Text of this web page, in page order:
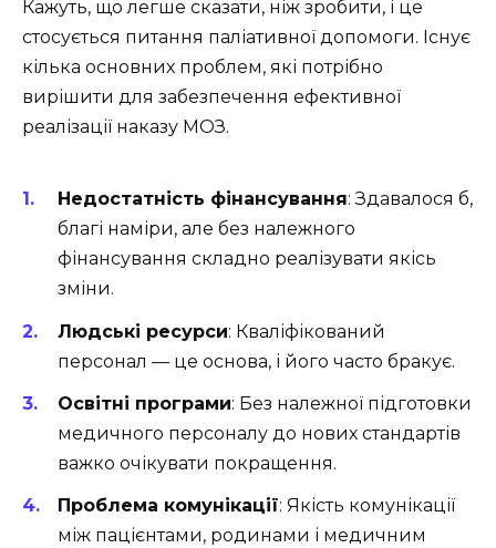
Кажуть, що легше сказати, ніж зробити, і це
стосується питання паліативної допомоги. Існує
кілька основних проблем, які потрібно
вирішити для забезпечення ефективної
реалізації наказу МОЗ.
Недостатність фінансування: Здавалося б,
благі наміри, але без належного
фінансування складно реалізувати якісь
зміни.
Людські ресурси: Кваліфікований
персонал — це основа, і його часто бракує.
Освітні програми: Без належної підготовки
медичного персоналу до нових стандартів
важко очікувати покращення.
Проблема комунікації: Якість комунікації
між пацієнтами, родинами і медичним